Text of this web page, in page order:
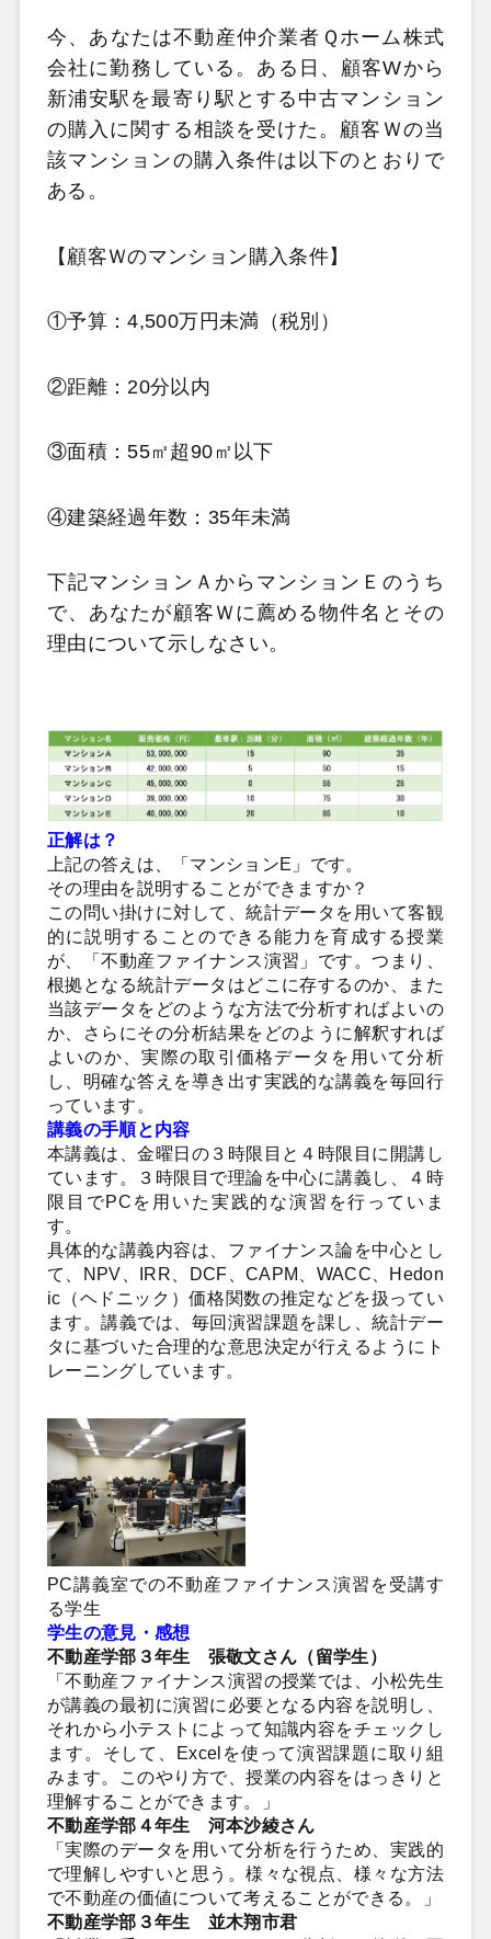
今、あなたは不動産仲介業者Ｑホーム株式
会社に勤務している。ある日、顧客Wから
新浦安駅を最寄り駅とする中古マンション
の購入に関する相談を受けた。顧客Ｗの当
該マンションの購入条件は以下のとおりで
ある。
【顧客Ｗのマンション購入条件】
①予算：4,500万円未満（税別）
②距離：20分以内
③面積：55㎡超90㎡以下
④建築経過年数：35年未満
下記マンションＡからマンションＥのうち
で、あなたが顧客Ｗに薦める物件名とその
理由について示しなさい。
正解は？
上記の答えは、「マンションE」です。
その理由を説明することができますか？
この問い掛けに対して、統計データを用いて客観
的に説明することのできる能力を育成する授業
が、「不動産ファイナンス演習」です。つまり、
根拠となる統計データはどこに存するのか、また
当該データをどのような方法で分析すればよいの
か、さらにその分析結果をどのように解釈すれば
よいのか、実際の取引価格データを用いて分析
し、明確な答えを導き出す実践的な講義を毎回行
っています。
講義の手順と内容
本講義は、金曜日の３時限目と４時限目に開講し
ています。３時限目で理論を中心に講義し、４時
限目でPCを用いた実践的な演習を行っていま
す。
具体的な講義内容は、ファイナンス論を中心とし
て、NPV、IRR、DCF、CAPM、WACC、Hedon
ic（ヘドニック）価格関数の推定などを扱ってい
ます。講義では、毎回演習課題を課し、統計デー
タに基づいた合理的な意思決定が行えるようにト
レーニングしています。
PC講義室での不動産ファイナンス演習を受講す
る学生
学生の意見・感想
不動産学部３年生 張敬文さん（留学生）
「不動産ファイナンス演習の授業では、小松先生
が講義の最初に演習に必要となる内容を説明し、
それから小テストによって知識内容をチェックし
ます。そして、Excelを使って演習課題に取り組
みます。このやり方で、授業の内容をはっきりと
理解することができます。」
不動産学部４年生 河本沙綾さん
「実際のデータを用いて分析を行うため、実践的
で理解しやすいと思う。様々な視点、様々な方法
で不動産の価値について考えることができる。」
不動産学部３年生 並木翔市君